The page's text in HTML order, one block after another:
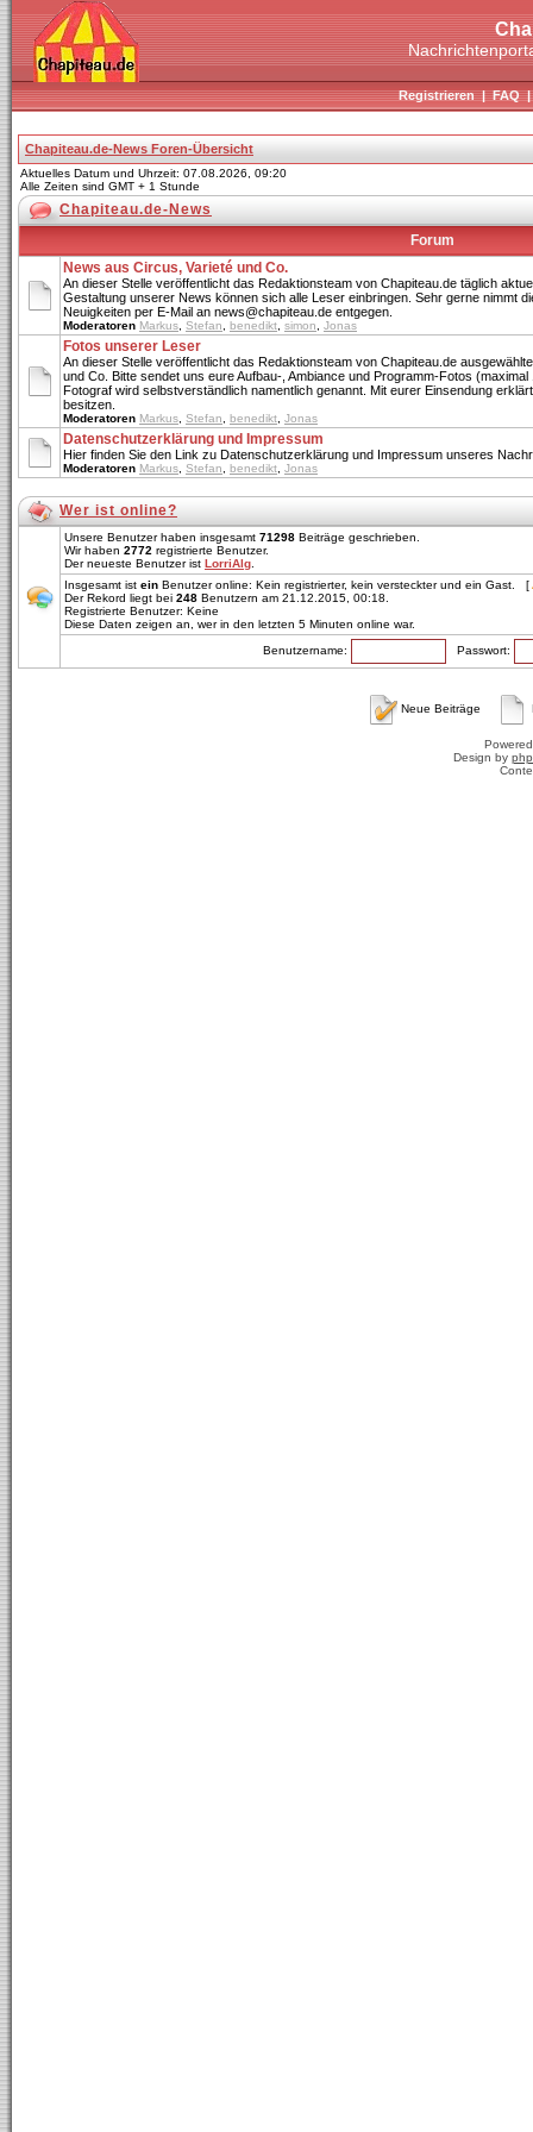
Registrieren|FAQ
Chapiteau.de-News Foren-Übersicht
Aktuelles Datum und Uhrzeit: 07.08.2026, 09:20
Alle Zeiten sind GMT + 1 Stunde
Chapiteau.de-News
Forum
News aus Circus, Varieté und Co.
An dieser Stelle veröffentlicht das Redaktionsteam von Chapiteau.de täglich
Gestaltung unserer News können sich alle Leser einbringen. Sehr gerne nimmt
Neuigkeiten per E-Mail an news@chapiteau.de entgegen.
Moderatoren Markus Stefan benedikt simon Jonas
Fotos unserer Leser
An dieser Stelle veröffentlicht das Redaktionsteam von Chapiteau.de
und Co. Bitte sendet uns eure Aufbau-, Ambiance und Programm-Fotos
Fotograf wird selbstverständlich namentlich genannt. Mit eurer Einsendung
besitzen.
Moderatoren Markus Stefan benedikt Jonas
Datenschutzerklärung und Impressum
Hier finden Sie den Link zu Datenschutzerklärung und Impressum unseres
Moderatoren Markus Stefan benedikt Jonas
Wer ist online?
Unsere Benutzer haben insgesamt 71298 Beiträge geschrieben.
Wir haben 2772 registrierte Benutzer.
Der neueste Benutzer ist LorriAlg
Insgesamt ist ein Benutzer online: Kein registrierter, kein versteckter und ein Gast. [
Der Rekord liegt bei 248 Benutzern am 21.12.2015, 00:18.
Registrierte Benutzer: Keine
Diese Daten zeigen an, wer in den letzten 5 Minuten online war.
Benutzername: Passwort:
Neue Beiträge
Design by